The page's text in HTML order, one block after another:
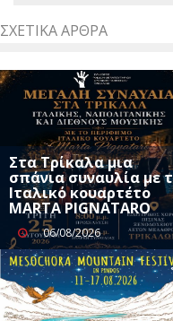
ΣΧΕΤΙΚΆ ΆΡΘΡΑ
Στα Τρίκαλα μια
σπάνια συναυλία με
Ιταλικό κουαρτέτο
MARTA PIGNATARO
06/08/2026